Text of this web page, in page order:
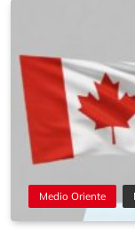
Medio Oriente